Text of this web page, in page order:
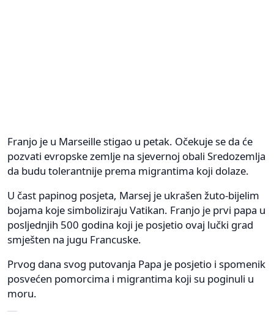
Franjo je u Marseille stigao u petak. Očekuje se da će
pozvati evropske zemlje na sjevernoj obali Sredozemlja
da budu tolerantnije prema migrantima koji dolaze.
U čast papinog posjeta, Marsej je ukrašen žuto-bijelim
bojama koje simboliziraju Vatikan. Franjo je prvi papa u
posljednjih 500 godina koji je posjetio ovaj lučki grad
smješten na jugu Francuske.
Prvog dana svog putovanja Papa je posjetio i spomenik
posvećen pomorcima i migrantima koji su poginuli u
moru.